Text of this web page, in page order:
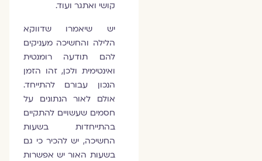
קושי ואתגר ועוד.
יש שיאמרו שדווקא
הלילה והחשיכה מעניקים
להם תודעה רומנטית
ואינטימית ולכן, זהו הזמן
הנכון עבורם להתייחד.
אולם לאור הנתונים על
חסמים שעשויים להתקיים
בהתייחדות בשעות
החשיכה, יש להכיר כי גם
בשעות האור יש אפשרות